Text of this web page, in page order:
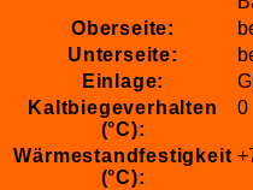
Oberseite:
Unterseite:
Einlage:
Kaltbiegeverhalten
(°C):
0
Wärmestandfestigkeit
(°C):